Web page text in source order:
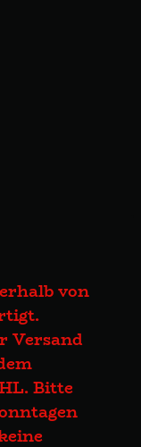
von
Versand
Bitte